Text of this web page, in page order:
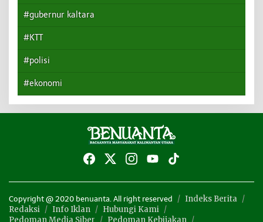
#gubernur kaltara
#KTT
#polisi
#ekonomi
Copyright @ 2020 benuanta. All right reserved
Indeks Berita
Redaksi
Info Iklan
Hubungi Kami